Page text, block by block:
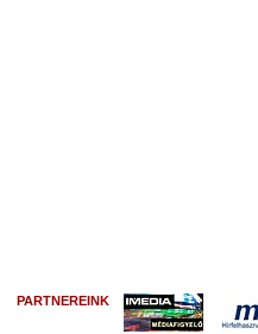
PARTNEREINK